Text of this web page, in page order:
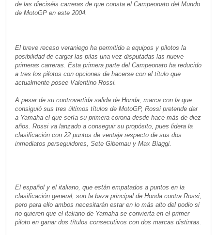
de las dieciséis carreras de que consta el Campeonato del Mundo
de MotoGP en este 2004.
El breve receso veraniego ha permitido a equipos y pilotos la
posibilidad de cargar las pilas una vez disputadas las nueve
primeras carreras. Esta primera parte del Campeonato ha reducido
a tres los pilotos con opciones de hacerse con el título que
actualmente posee Valentino Rossi.
A pesar de su controvertida salida de Honda, marca con la que
consiguió sus tres últimos títulos de MotoGP, Rossi pretende dar
a Yamaha el que sería su primera corona desde hace más de diez
años. Rossi va lanzado a conseguir su propósito, pues lidera la
clasificación con 22 puntos de ventaja respecto de sus dos
inmediatos perseguidores, Sete Gibernau y Max Biaggi.
El español y el italiano, que están empatados a puntos en la
clasificación general, son la baza principal de Honda contra Rossi,
pero para ello ambos necesitarán estar en lo más alto del podio si
no quieren que el italiano de Yamaha se convierta en el primer
piloto en ganar dos títulos consecutivos con dos marcas distintas.